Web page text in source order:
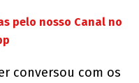
pelo nosso Canal no
conversou com os